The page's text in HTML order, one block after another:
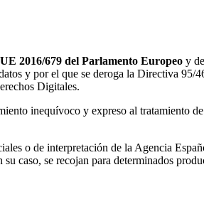
2016/679 del Parlamento Europeo y
y por el que se deroga la Directiva
Digitales.
inequívoco y expreso al tratamiento de
o de interpretación de la Agencia
caso, se recojan para determinados